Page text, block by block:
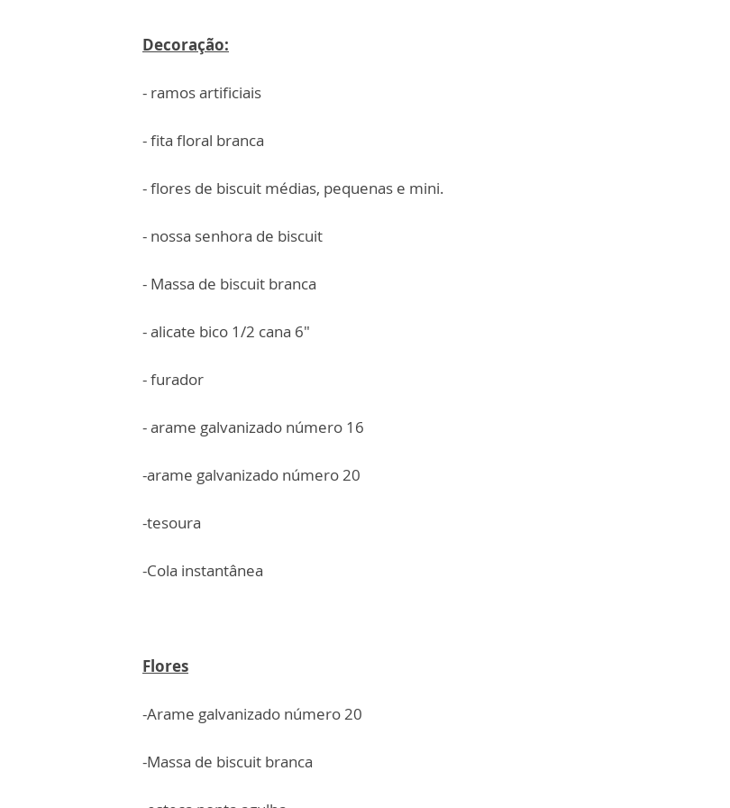
Decoração:
- ramos artificiais
- fita floral branca
- flores de biscuit médias, pequenas e mini.
- nossa senhora de biscuit
- Massa de biscuit branca
- alicate bico 1/2 cana 6"
- furador
- arame galvanizado número 16
-arame galvanizado número 20
-tesoura
-Cola instantânea
Flores
-Arame galvanizado número 20
-Massa de biscuit branca